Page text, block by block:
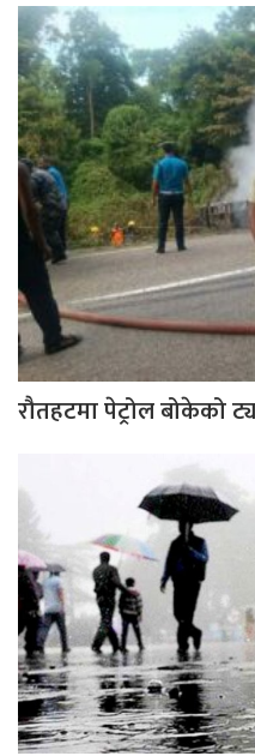
रौतहटमा पेट्रोल बोकेको